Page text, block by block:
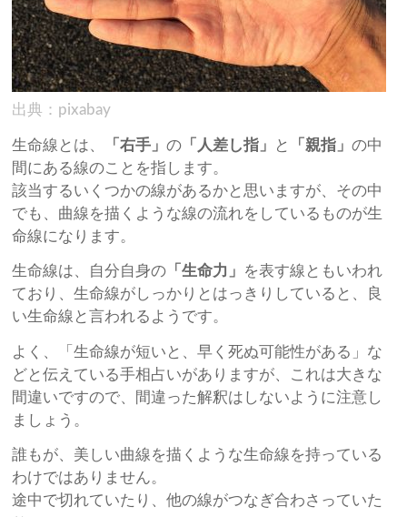
出典：pixabay
生命線とは、 「右手」の 「人差し指」 と 「親指」の中
間にある線のことを指します。
該当するいくつかの線があるかと思いますが、その中
でも、曲線を描くような線の流れをしているものが生
命線になります。
生命線は、自分自身の 「生命力」 を表す線ともいわれ
ており、生命線がしっかりとはっきりしていると、良
い生命線と言われるようです。
よく、「生命線が短いと、早く死ぬ可能性がある」な
どと伝えている手相占いがありますが、これは大きな
間違いですので、間違った解釈はしないように注意し
ましょう。
誰もが、美しい曲線を描くような生命線を持っている
わけではありません。
途中で切れていたり、他の線がつなぎ合わさっていた